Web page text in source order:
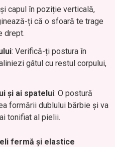
capul în poziție verticală,
ți că o sfoară te trage
drept.
: Verifică-ți postura în
gâtul cu restul corpului,
și ai spatelui: O postură
formării dublului bărbie și va
tonifiat al pielii.
fermă și elastice